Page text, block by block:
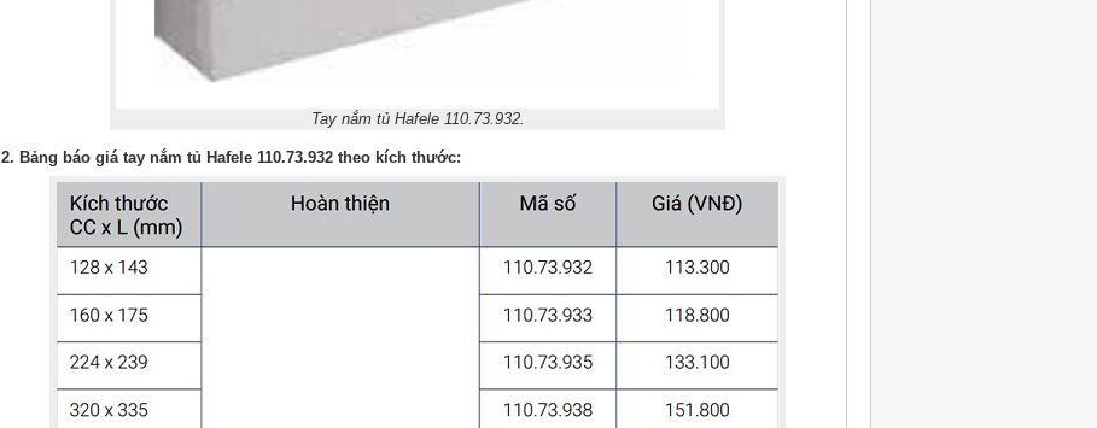
Tay nắm tủ Hafele 110.73.932.
2. Bảng báo giá tay nắm tủ Hafele 110.73.932 theo kích thước: